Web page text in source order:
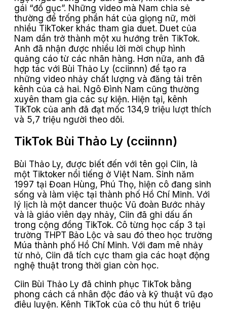
gái “đổ gục”. Những video mà Nam chia sẻ
thường để trống phần hát của giọng nữ, mời
nhiều TikToker khác tham gia duet. Duet của
Nam dần trở thành một xu hướng trên TikTok.
Anh đã nhận được nhiều lời mời chụp hình
quảng cáo từ các nhãn hàng. Hơn nữa, anh đã
hợp tác với Bùi Thảo Ly (cciinnn) để tạo ra
những video nhảy chất lượng và đăng tải trên
kênh của cả hai. Ngô Đình Nam cũng thường
xuyên tham gia các sự kiện. Hiện tại, kênh
TikTok của anh đã đạt mốc 134,9 triệu lượt thích
và 5,7 triệu người theo dõi.
TikTok Bùi Thảo Ly (cciinnn)
Bùi Thảo Ly, được biết đến với tên gọi Ciin, là
một Tiktoker nổi tiếng ở Việt Nam. Sinh năm
1997 tại Đoan Hùng, Phú Thọ, hiện cô đang sinh
sống và làm việc tại thành phố Hồ Chí Minh. Với
lý lịch là một dancer thuộc Vũ đoàn Bước nhảy
và là giáo viên dạy nhảy, Ciin đã ghi dấu ấn
trong cộng đồng TikTok. Cô từng học cấp 3 tại
trường THPT Bảo Lộc và sau đó theo học trường
Múa thành phố Hồ Chí Minh. Với đam mê nhảy
từ nhỏ, Ciin đã tích cực tham gia các hoạt động
nghệ thuật trong thời gian còn học.
Ciin Bùi Thảo Ly đã chinh phục TikTok bằng
phong cách cá nhân độc đáo và kỹ thuật vũ đạo
điêu luyện. Kênh TikTok của cô thu hút 6 triệu